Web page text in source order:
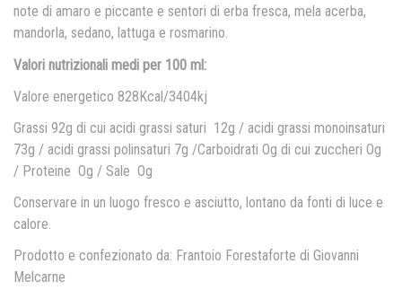
note di amaro e piccante e sentori di erba fresca, mela acerba,
mandorla, sedano, lattuga e rosmarino.
Valori nutrizionali medi per 100 ml:
Valore energetico 828Kcal/3404kj
Grassi 92g di cui acidi grassi saturi 12g / acidi grassi monoinsaturi
73g / acidi grassi polinsaturi 7g /Carboidrati Og di cui zuccheri Og
/ Proteine Og / Sale Og
Conservare in un luogo fresco e asciutto, lontano da fonti di luce e
calore.
Prodotto e confezionato da: Frantoio Forestaforte di Giovanni
Melcarne